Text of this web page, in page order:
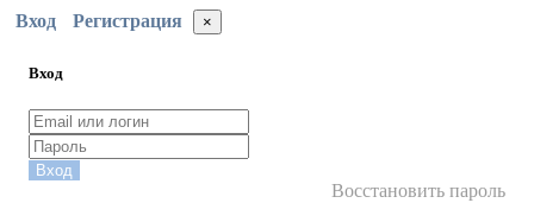
Вход Регистрация ×
Вход
Вход
Восстановить пароль